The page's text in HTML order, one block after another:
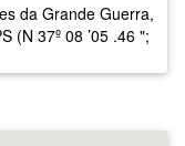
da Grande Guerra,
(N 37º 08 ’05 .46 ";